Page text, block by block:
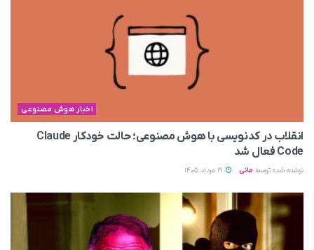
اخبار هوش مصنوعی
انقلاب در کدنویسی با هوش مصنوعی؛ حالت خودکار Claude
Code فعال شد
نوشته شده توسط مانی